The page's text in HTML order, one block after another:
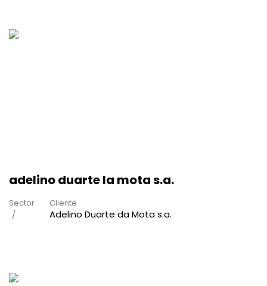
adelino duarte la mota s.a.
Sector Cliente
Adelino Duarte da Mota s.a.